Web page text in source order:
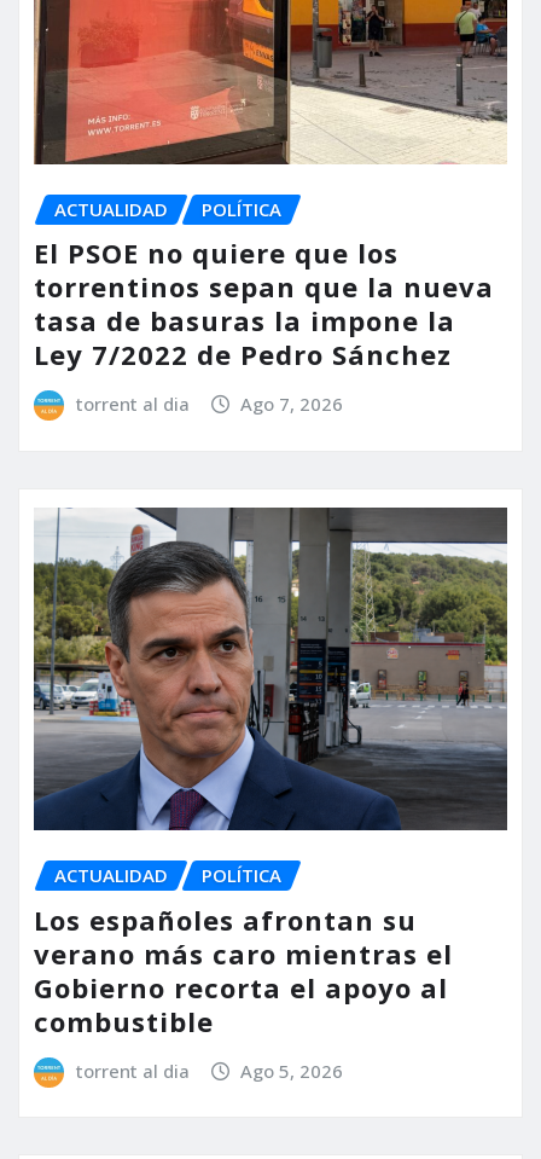
ACTUALIDAD POLÍTICA
El PSOE no quiere que los
torrentinos sepan que la nueva
tasa de basuras la impone la
Ley 7/2022 de Pedro Sánchez
torrent al dia Ago 7, 2026
ACTUALIDAD POLÍTICA
Los españoles afrontan su
verano más caro mientras el
Gobierno recorta el apoyo al
combustible
torrent al dia Ago 5, 2026